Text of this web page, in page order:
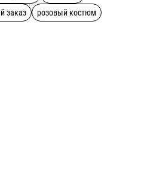
заказ
розовый костюм